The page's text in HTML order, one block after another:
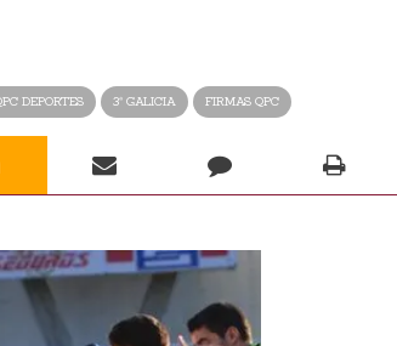
DEPORTES 3ª GALICIA FIRMAS QPC